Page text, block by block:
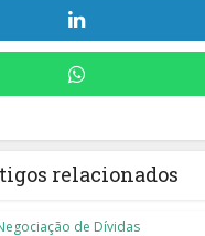
relacionados
de Dívidas